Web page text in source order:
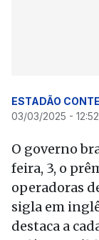
ESTADÃO
03/03/2025 - 12:52
O governo
feira, 3, o
operadoras
sigla em
destaca a